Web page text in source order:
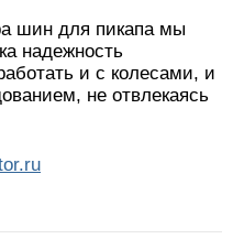
шин для пикапа мы
надежность
и с колесами, и
не отвлекаясь